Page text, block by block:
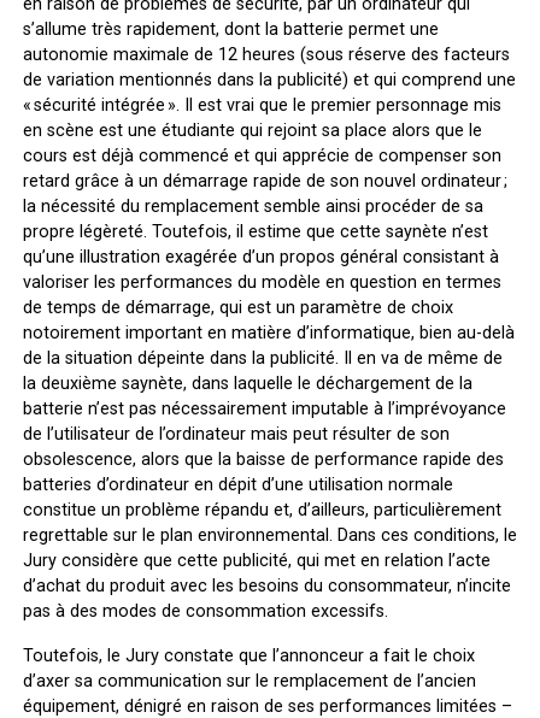
s’allume très rapidement, dont la batterie permet une
autonomie maximale de 12 heures (sous réserve des facteurs
de variation mentionnés dans la publicité) et qui comprend une
« sécurité intégrée ». Il est vrai que le premier personnage mis
en scène est une étudiante qui rejoint sa place alors que le
cours est déjà commencé et qui apprécie de compenser son
retard grâce à un démarrage rapide de son nouvel ordinateur ;
la nécessité du remplacement semble ainsi procéder de sa
propre légèreté. Toutefois, il estime que cette saynète n’est
qu’une illustration exagérée d’un propos général consistant à
valoriser les performances du modèle en question en termes
de temps de démarrage, qui est un paramètre de choix
notoirement important en matière d’informatique, bien au-delà
de la situation dépeinte dans la publicité. Il en va de même de
la deuxième saynète, dans laquelle le déchargement de la
batterie n’est pas nécessairement imputable à l’imprévoyance
de l’utilisateur de l’ordinateur mais peut résulter de son
obsolescence, alors que la baisse de performance rapide des
batteries d’ordinateur en dépit d’une utilisation normale
constitue un problème répandu et, d’ailleurs, particulièrement
regrettable sur le plan environnemental. Dans ces conditions, le
Jury considère que cette publicité, qui met en relation l’acte
d’achat du produit avec les besoins du consommateur, n’incite
pas à des modes de consommation excessifs.
Toutefois, le Jury constate que l’annonceur a fait le choix
d’axer sa communication sur le remplacement de l’ancien
équipement, dénigré en raison de ses performances limitées –